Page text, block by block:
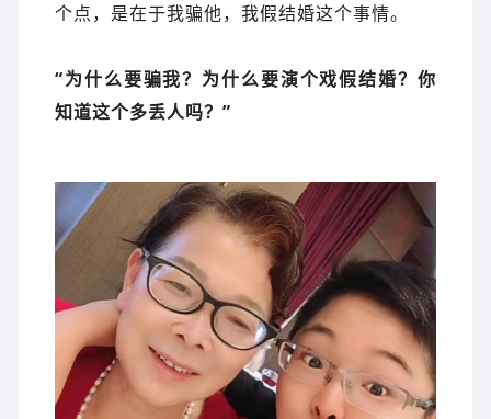
个点，是在于我骗他，我假结婚这个事情。
“为什么要骗我？为什么要演个戏假结婚？你
知道这个多丢人吗？”